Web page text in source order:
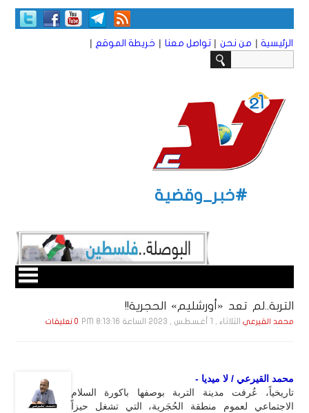
الرئيسية | من نحن | تواصل معنا | خريطة الموقع |
#خبر_وقضية
التربة..لم تعد «أورشليم» الحجرية!!
محمد القيرعي الثلاثاء , 1 أغـسـطـس , 2023 الساعة 8:13:16 PM 0 تعليقات
محمد القيرعي / لا ميديا -
تاريخياً، عُرفت مدينة التربة بوصفها باكورة السلام
الاجتماعي لعموم منطقة الحُجَرية، التي تشغل حيزاً